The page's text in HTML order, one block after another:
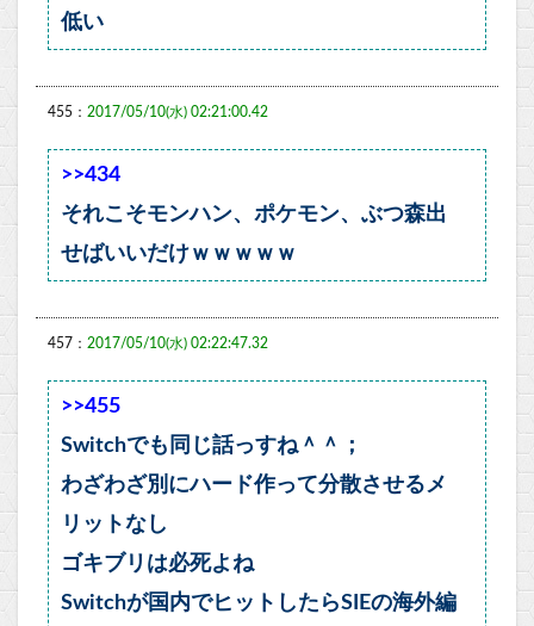
低い
455： 2017/05/10(水) 02:21:00.42
>>434
それこそモンハン、ポケモン、ぶつ森出
せばいいだけｗｗｗｗｗ
457： 2017/05/10(水) 02:22:47.32
>>455
Switchでも同じ話っすね＾＾；
わざわざ別にハード作って分散させるメ
リットなし
ゴキブリは必死よね
Switchが国内でヒットしたらSIEの海外編